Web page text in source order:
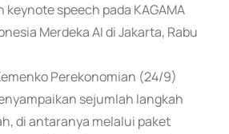
speech pada KAGAMA
Merdeka AI di Jakarta, Rabu
Perekonomian (24/9)
sejumlah langkah
di antaranya melalui paket